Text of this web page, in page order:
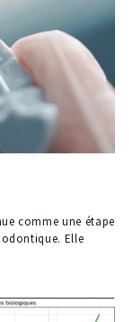
comme une étape
Elle